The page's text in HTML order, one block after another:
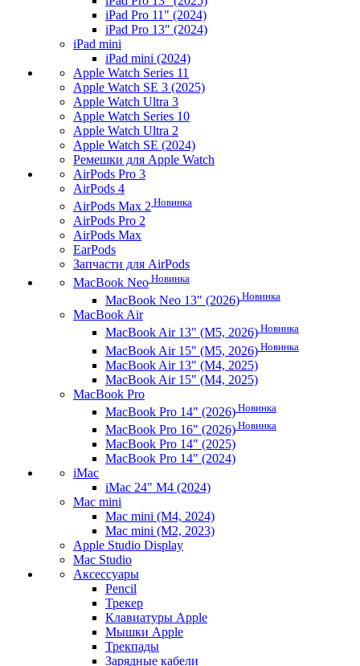
iPad Pro 11" (2024)
iPad Pro 13" (2024)
iPad mini
iPad mini (2024)
Apple Watch Series 11
Apple Watch SE 3 (2025)
Apple Watch Ultra 3
Apple Watch Series 10
Apple Watch Ultra 2
Apple Watch SE (2024)
Ремешки для Apple Watch
AirPods Pro 3
AirPods 4
AirPods Max 2 Новинка
AirPods Pro 2
AirPods Max
EarPods
Запчасти для AirPods
MacBook Neo Новинка
MacBook Neo 13" (2026) Новинка
MacBook Air
MacBook Air 13" (M5, 2026) Новинка
MacBook Air 15" (M5, 2026) Новинка
MacBook Air 13" (M4, 2025)
MacBook Air 15" (M4, 2025)
MacBook Pro
MacBook Pro 14" (2026) Новинка
MacBook Pro 16" (2026) Новинка
MacBook Pro 14" (2025)
MacBook Pro 14" (2024)
iMac
iMac 24" M4 (2024)
Mac mini
Mac mini (M4, 2024)
Mac mini (M2, 2023)
Apple Studio Display
Mac Studio
Аксессуары
Pencil
Трекер
Клавиатуры Apple
Мышки Apple
Трекпады
Зарядные кабели